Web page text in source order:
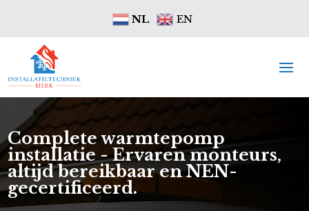
NL EN
Complete warmtepomp
installatie - Ervaren monteurs,
altijd bereikbaar en NEN-
gecertificeerd.